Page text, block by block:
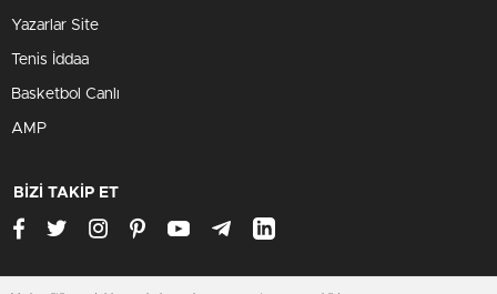
Yazarlar Site
Tenis İddaa
Basketbol Canlı
AMP
BİZİ TAKİP ET